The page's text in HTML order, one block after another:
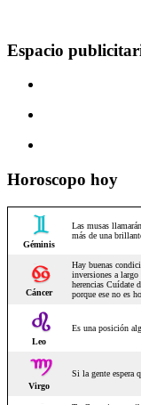
Espacio
Horoscopo hoy